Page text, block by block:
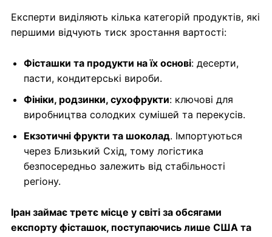
Експерти виділяють кілька категорій продуктів, які
першими відчують тиск зростання вартості:
Фісташки та продукти на їх основі: десерти,
пасти, кондитерські вироби.
Фініки, родзинки, сухофрукти: ключові для
виробництва солодких сумішей та перекусів.
Екзотичні фрукти та шоколад. Імпортуються
через Близький Схід, тому логістика
безпосередньо залежить від стабільності
регіону.
Іран займає третє місце у світі за обсягами
експорту фісташок, поступаючись лише США та